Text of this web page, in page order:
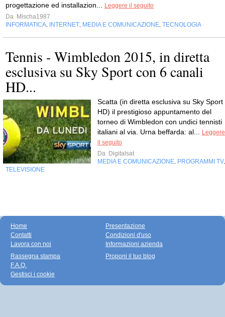
progettazione ed installazion...
Leggere il seguito
Da Mischa1987
INFORMATICA
INTERNET MEDIA E COMUNICAZIONE TECNOLOGIA
Tennis - Wimbledon 2015, in diretta
esclusiva su Sky Sport con 6 canali
HD...
Scatta (in diretta esclusiva su Sky Sport
HD) il prestigioso appuntamento del
torneo di Wimbledon con undici tennisti
italiani al via. Urna beffarda: al...
Leggere
il seguito
Da Digitalsat
MEDIA E COMUNICAZIONE PROGRAMMI TV
TELEVISIONE
Home
Contatti
Lavora con noi
Presentazione
Condizioni d'uso
Informazioni azienda
Rassegna stampa
F.A.Q.
Gestisci i cookie
Proponi il tuo blog